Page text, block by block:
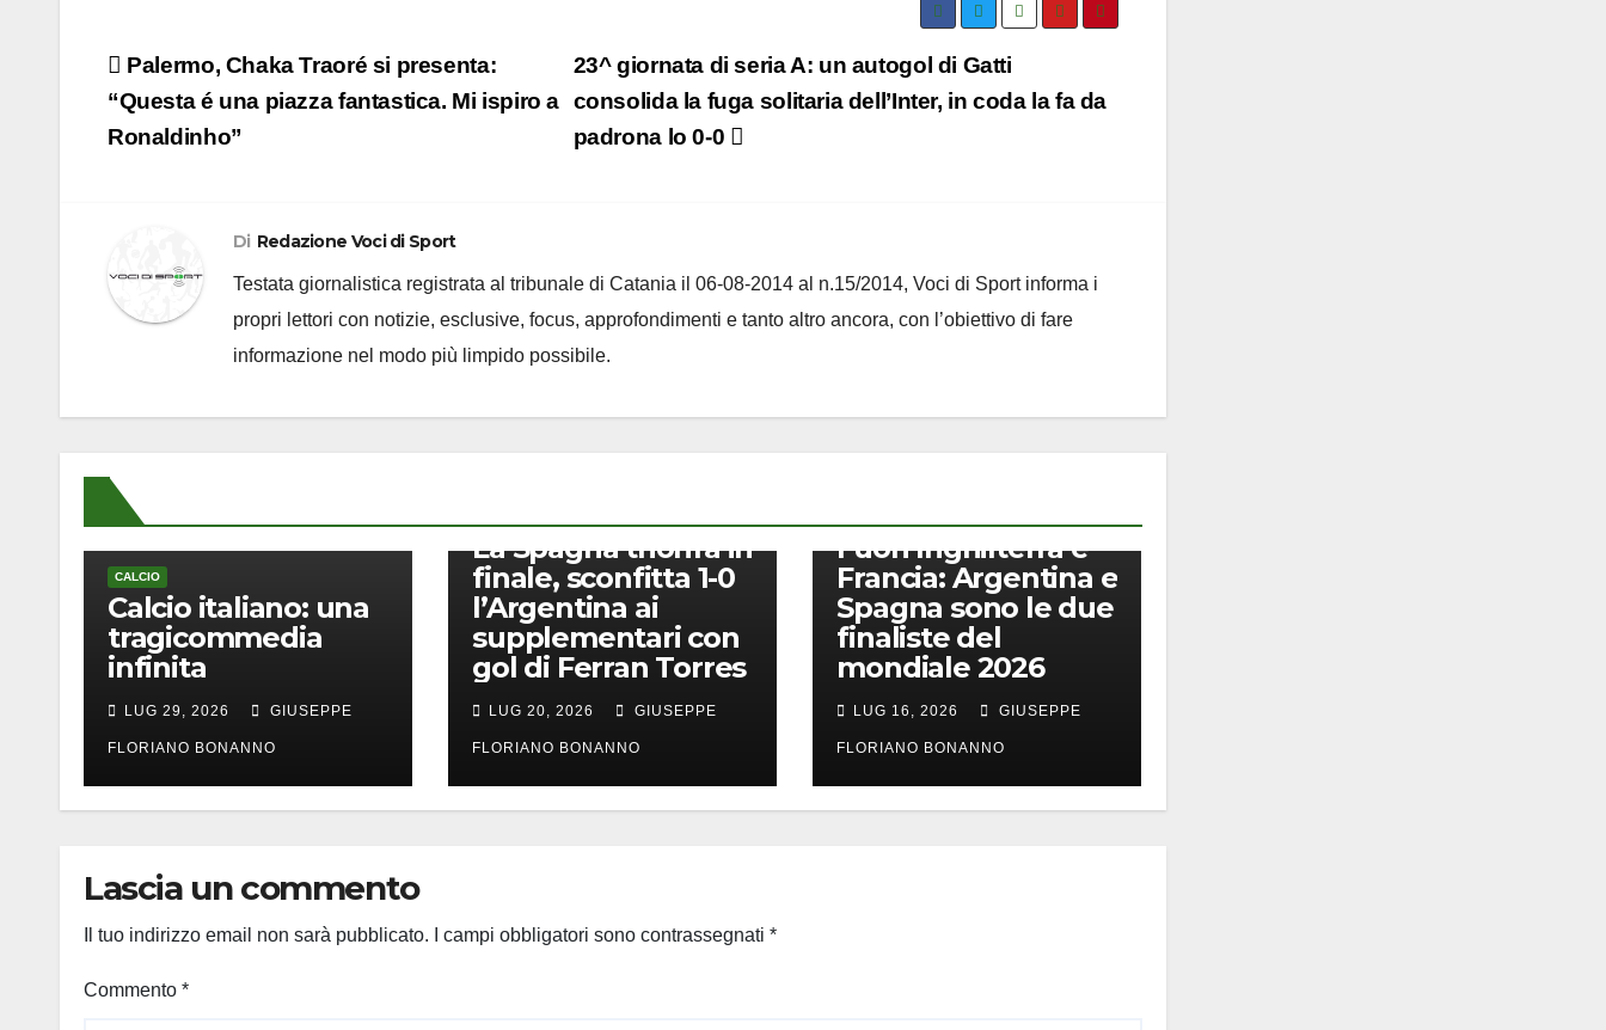
Navigazione
articoli
23^ giornata di seria A: un autogol di Gatti
consolida la fuga solitaria dell’Inter, in coda la fa da
padrona lo 0-0
Palermo, Chaka Traoré si presenta:
“Questa é una piazza fantastica. Mi ispiro a
Ronaldinho”
Di Redazione Voci di Sport
Testata giornalistica registrata al tribunale di Catania il 06-08-2014 al n.15/2014, Voci di Sport informa i
propri lettori con notizie, esclusive, focus, approfondimenti e tanto altro ancora, con l’obiettivo di fare
informazione nel modo più limpido possibile.
CALCIO
Calcio italiano: una
tragicommedia
infinita
LUG 29, 2026 GIUSEPPE
FLORIANO BONANNO
La Spagna trionfa in
finale, sconfitta 1-0
l’Argentina ai
supplementari con
gol di Ferran Torres
LUG 20, 2026 GIUSEPPE
FLORIANO BONANNO
Fuori Inghilterra e
Francia: Argentina e
Spagna sono le due
finaliste del
mondiale 2026
LUG 16, 2026 GIUSEPPE
FLORIANO BONANNO
Lascia un commento
Il tuo indirizzo email non sarà pubblicato. I campi obbligatori sono contrassegnati *
Commento *